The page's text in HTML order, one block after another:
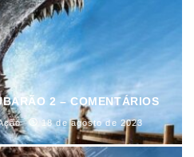
2 – COMENTÁRIOS
18 de agosto de 2023